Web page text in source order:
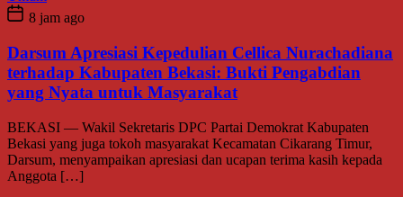
8 jam ago
Darsum Apresiasi Kepedulian Cellica Nurachadiana
terhadap Kabupaten Bekasi: Bukti Pengabdian
yang Nyata untuk Masyarakat
BEKASI — Wakil Sekretaris DPC Partai Demokrat Kabupaten
Bekasi yang juga tokoh masyarakat Kecamatan Cikarang Timur,
Darsum, menyampaikan apresiasi dan ucapan terima kasih kepada
Anggota […]